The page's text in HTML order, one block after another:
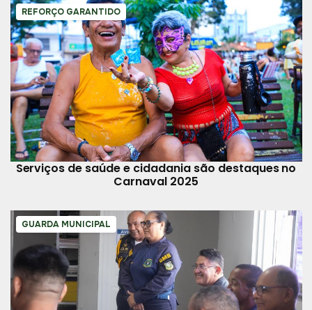
REFORÇO GARANTIDO
Serviços de saúde e cidadania são destaques no
Carnaval 2025
GUARDA MUNICIPAL